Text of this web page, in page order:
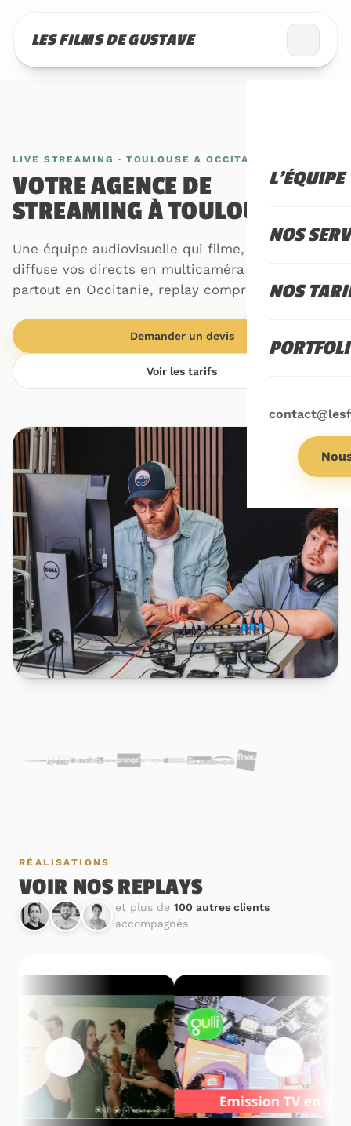
LES FILMS DE GUSTAVE
L'ÉQUIPE
NOS
NOS
LIVE STREAMING · TOULOUSE & OCCITANIE
VOTRE AGENCE DE
STREAMING À TOULOUSE
Une équipe audiovisuelle qui filme, sécurise et
diffuse vos directs en multicaméra à Toulouse et
partout en Occitanie, replay compris.
Demander un devis
Voir les tarifs
RÉALISATIONS
VOIR NOS REPLAYS
et plus de 100 autres clients
accompagnés